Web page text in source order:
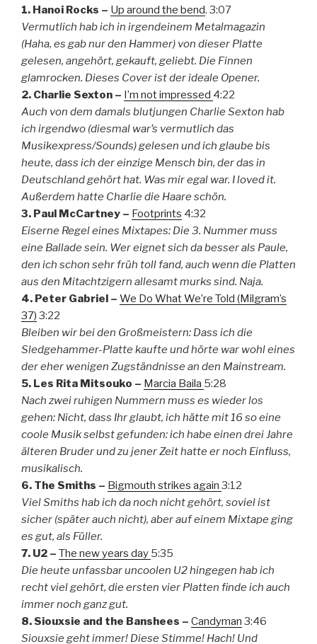
1. Hanoi Rocks – Up around the bend. 3:07
Vermutlich hab ich in irgendeinem Metalmagazin
(Haha, es gab nur den Hammer) von dieser Platte
gelesen, angehört, gekauft, geliebt. Die Finnen
glamrocken. Dieses Cover ist der ideale Opener.
2. Charlie Sexton – I’m not impressed 4:22
Auch von dem damals blutjungen Charlie Sexton hab
ich irgendwo (diesmal war’s vermutlich das
Musikexpress/Sounds) gelesen und ich glaube bis
heute, dass ich der einzige Mensch bin, der das in
Deutschland gehört hat. Was mir egal war. I loved it.
Außerdem hatte Charlie die Haare schön.
3. Paul McCartney – Footprints 4:32
Eiserne Regel eines Mixtapes: Die 3. Nummer muss
eine Ballade sein. Wer eignet sich da besser als Paule,
den ich schon sehr früh toll fand, auch wenn die Platten
aus den Mitachtzigern allesamt murks sind. Naja.
4. Peter Gabriel – We Do What We’re Told (Milgram’s
37) 3:22
Bleiben wir bei den Großmeistern: Dass ich die
Sledgehammer-Platte kaufte und hörte war wohl eines
der eher wenigen Zugständnisse an den Mainstream.
5. Les Rita Mitsouko – Marcia Baila 5:28
Nach zwei ruhigen Nummern muss es wieder los
gehen: Nicht, dass Ihr glaubt, ich hätte mit 16 so eine
coole Musik selbst gefunden: ich habe einen drei Jahre
älteren Bruder und zu jener Zeit hatte er noch Einfluss,
musikalisch.
6. The Smiths – Bigmouth strikes again 3:12
Viel Smiths hab ich da noch nicht gehört, soviel ist
sicher (später auch nicht), aber auf einem Mixtape ging
es gut, als Füller.
7. U2 – The new years day 5:35
Die heute unfassbar uncoolen U2 hingegen hab ich
recht viel gehört, die ersten vier Platten finde ich auch
immer noch ganz gut.
8. Siouxsie and the Banshees – Candyman 3:46
Siouxsie geht immer! Diese Stimme! Hach! Und